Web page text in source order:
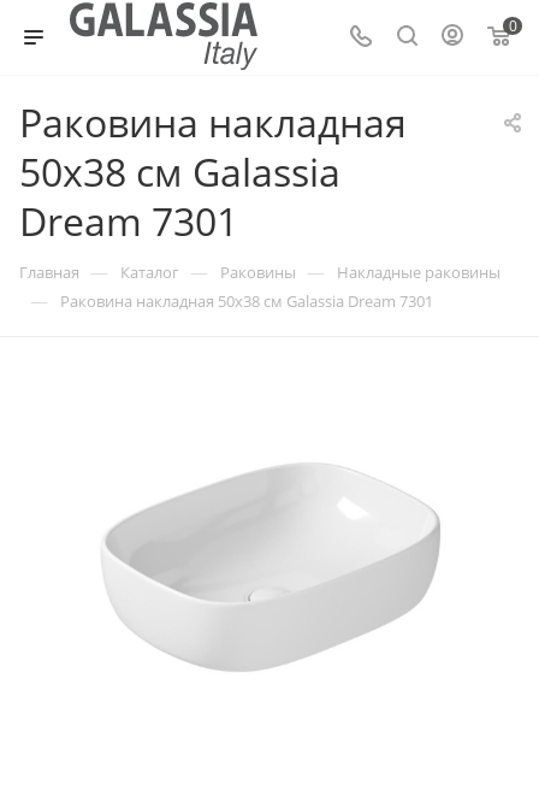
0
Раковина накладная
50х38 см Galassia
Dream 7301
Главная — Каталог — Раковины — Накладные раковины
— Раковина накладная 50х38 см Galassia Dream 7301